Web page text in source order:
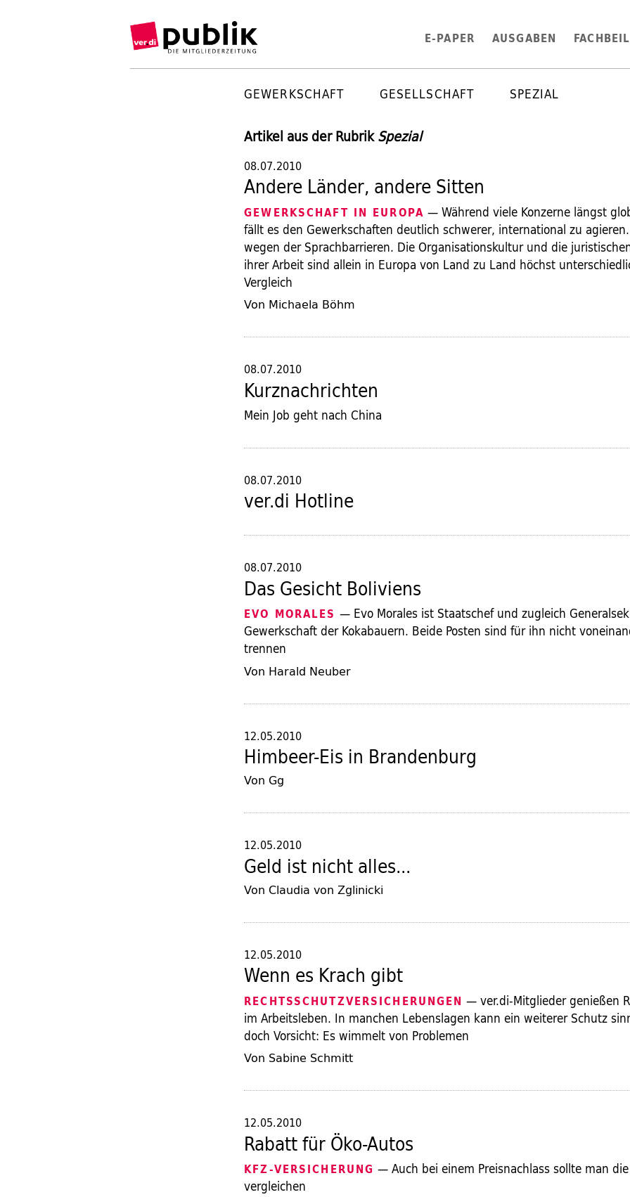
E-PAPER AUSGABEN
GEWERKSCHAFT GESELLSCHAFT SPEZIAL
Artikel aus der RubrikSpezial
08.07.2010
Andere Länder, andere Sitten
GEWERKSCHAFT IN EUROPA — Während viele Konzerne längst
fällt es den Gewerkschaften deutlich schwerer, international zu
wegen der Sprachbarrieren. Die Organisationskultur und die
ihrer Arbeit sind allein in Europa von Land zu Land höchst
Vergleich
Von Michaela Böhm
08.07.2010
Kurznachrichten
Mein Job geht nach China
08.07.2010
ver.di Hotline
08.07.2010
Das Gesicht Boliviens
EVO MORALES — Evo Morales ist Staatschef und zugleich
Gewerkschaft der Kokabauern. Beide Posten sind für ihn nicht
trennen
Von Harald Neuber
12.05.2010
Himbeer-Eis in Brandenburg
Von Gg
12.05.2010
Geld ist nicht alles...
Von Claudia von Zglinicki
12.05.2010
Wenn es Krach gibt
RECHTSSCHUTZVERSICHERUNGEN — ver.di-Mitglieder genießen
im Arbeitsleben. In manchen Lebenslagen kann ein weiterer Schutz
doch Vorsicht: Es wimmelt von Problemen
Von Sabine Schmitt
12.05.2010
Rabatt für Öko-Autos
KFZ-VERSICHERUNG — Auch bei einem Preisnachlass sollte man
vergleichen